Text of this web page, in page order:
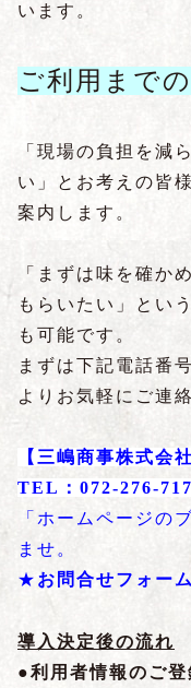
います。
ご利用まで
「現場の負担を減
い」とお考えの皆
案内します。
「まずは味を確か
もらいたい」とい
も可能です。
まずは下記電話番
よりお気軽にご連
【三嶋商事株式会
TEL：072-276-
「ホームページの
ませ。
★ お問合せフォー
導入決定後の流れ
●利用者情報のご登